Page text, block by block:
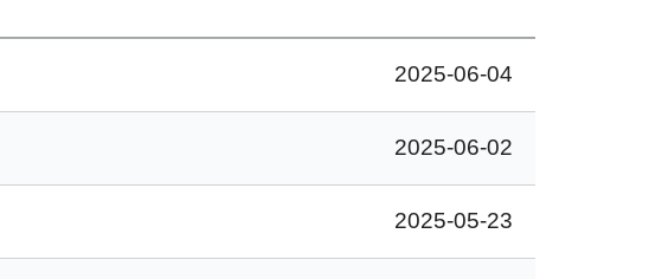
2025-06-04
2025-06-02
2025-05-23